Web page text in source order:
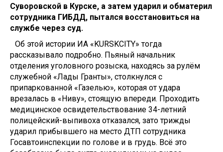
Суворовской в Курске, а затем ударил и обматерил
сотрудника ГИБДД, пытался восстановиться на
службе через суд.
Об этой истории ИА «KURSKCITY» тогда
рассказывало подробно. Пьяный начальник
отделения уголовного розыска, находясь за рулём
служебной «Лады Гранты», столкнулся с
припаркованной «Газелью», которая от удара
врезалась в «Ниву», стоящую впереди. Проходить
медицинское освидетельствование 34-летний
полицейский-выпивоха отказался, зато трижды
ударил прибывшего на место ДТП сотрудника
Госавтоинспекции по голове и в грудь. Всё это